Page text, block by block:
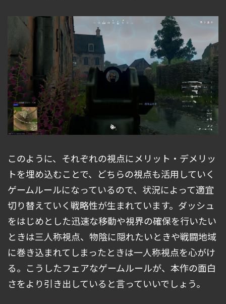
このように、それぞれの視点にメリット・デメリッ
トを埋め込むことで、どちらの視点も活用していく
ゲームルールになっているので、状況によって適宜
切り替えていく戦略性が生まれています。ダッシュ
をはじめとした迅速な移動や視界の確保を行いたい
ときは三人称視点、物陰に隠れたいときや戦闘地域
に巻き込まれてしまったときは一人称視点を心がけ
る。こうしたフェアなゲームルールが、本作の面白
さをより引き出していると言っていいでしょう。